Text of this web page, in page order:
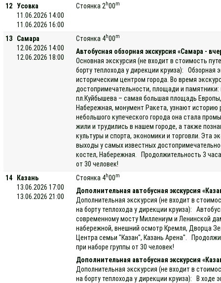
12 Усовка
11.06.2026 14:00
11.06.2026 16:00
Стоянка 2 h00m
13
Самара
12.06.2026 14:00
12.06.2026 18:00
Стоянка 4h00m
Автобусная обзорная экскурсия «Самара -
Основная экскурсия (не входит в стоимость
борту теплохода у дирекции круиза): Обзорная
историческим центром города. Во время
достопримечательности, площади и
пл.Куйбышева – самая большая площадь
Набережная, монумент Ракета, узнают историю
небольшого купеческого города она стала
жили и трудились в нашем городе, а также
культуры и спорта, экономики и торговли. Эта
выходы у самых известных
костел, Набережная. Продолжительность 3
от 30 человек!
14
Казань
13.06.2026 17:00
13.06.2026 21:00
Стоянка 4h00m
Дополнительная автобусная экскурсия
Дополнительная экскурсия (не входит в
на борту теплохода у дирекции круиза):
современному мосту Миллениум и Ленинской
набережной, внешний осмотр Кремля, Дворца
Центра семьи "Казан", Казань Арена".
при наборе группы от 30 человек!
Дополнительная автобусная экскурсия
Дополнительная экскурсия (не входит в
на борту теплохода у дирекции круиза): В ходе